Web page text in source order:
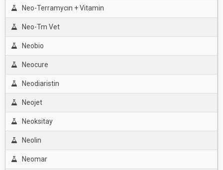
Neo-Terramycın + Vitamin
Neo-Tm Vet
Neobio
Neocure
Neodiaristin
Neojet
Neoksitay
Neolin
Neomar